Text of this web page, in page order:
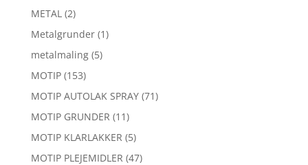
METAL (2)
Metalgrunder (1)
metalmaling (5)
MOTIP (153)
MOTIP AUTOLAK SPRAY (71)
MOTIP GRUNDER (11)
MOTIP KLARLAKKER (5)
MOTIP PLEJEMIDLER (47)